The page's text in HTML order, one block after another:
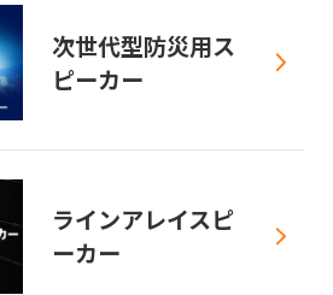
次世代型防災用ス
ピーカー
ラインアレイスピ
ーカー